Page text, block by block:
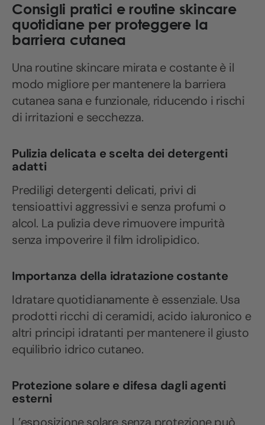
Consigli pratici e routine skincare
quotidiane per proteggere la
barriera cutanea
Una routine skincare mirata e costante è il
modo migliore per mantenere la barriera
cutanea sana e funzionale, riducendo i rischi
di irritazioni e secchezza.
Pulizia delicata e scelta dei detergenti
adatti
Prediligi detergenti delicati, privi di
tensioattivi aggressivi e senza profumi o
alcol. La pulizia deve rimuovere impurità
senza impoverire il film idrolipidico.
Importanza della idratazione costante
Idratare quotidianamente è essenziale. Usa
prodotti ricchi di ceramidi, acido ialuronico e
altri principi idratanti per mantenere il giusto
equilibrio idrico cutaneo.
Protezione solare e difesa dagli agenti
esterni